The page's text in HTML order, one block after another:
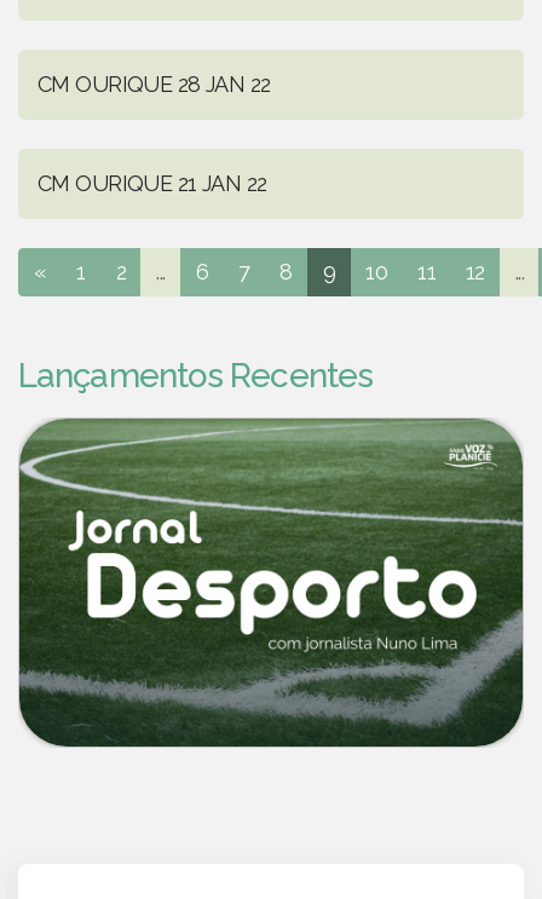
CM OURIQUE 28 JAN 22
CM OURIQUE 21 JAN 22
« 1 2 ... 6 7 8 9 10 11 12 ...
Lançamentos Recentes